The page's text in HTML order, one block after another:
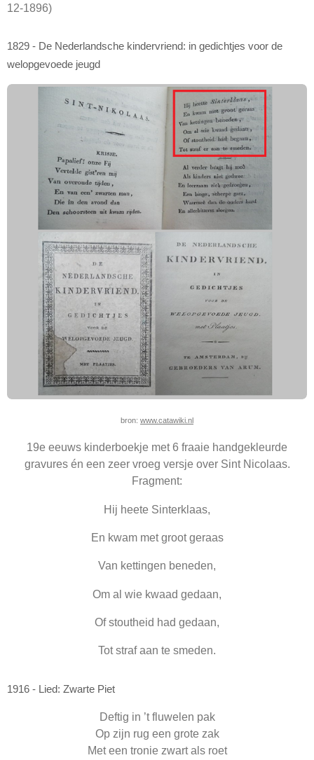
12-1896)
1829 - De Nederlandsche kindervriend: in gedichtjes voor de
welopgevoede jeugd
bron: www.catawiki.nl
19e eeuws kinderboekje met 6 fraaie handgekleurde
gravures én een zeer vroeg versje over Sint Nicolaas.
Fragment:
Hij heete Sinterklaas,
En kwam met groot geraas
Van kettingen beneden,
Om al wie kwaad gedaan,
Of stoutheid had gedaan,
Tot straf aan te smeden.
1916 - Lied: Zwarte Piet
Deftig in ’t fluwelen pak
Op zijn rug een grote zak
Met een tronie zwart als roet